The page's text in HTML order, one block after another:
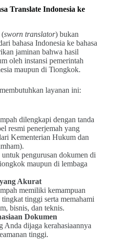
Translate Indonesia ke
(sworn translator) bukan
bahasa Indonesia ke bahasa
jaminan bahwa hasil
oleh instansi pemerintah
maupun di Tiongkok.
layanan ini:
dilengkapi dengan tanda
resmi penerjemah yang
Kementerian Hukum dan
pengurusan dokumen di
maupun di lembaga
Akurat
memiliki kemampuan
tinggi serta memahami
bisnis, dan teknis.
Dokumen
Anda dijaga kerahasiaannya
tinggi.